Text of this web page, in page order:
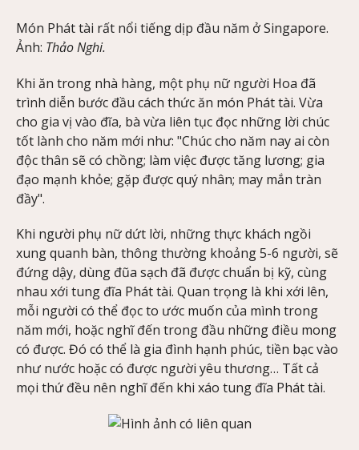
Món Phát tài rất nổi tiếng dịp đầu năm ở Singapore.
Ảnh: Thảo Nghi.
Khi ăn trong nhà hàng, một phụ nữ người Hoa đã
trình diễn bước đầu cách thức ăn món Phát tài. Vừa
cho gia vị vào đĩa, bà vừa liên tục đọc những lời chúc
tốt lành cho năm mới như: "Chúc cho năm nay ai còn
độc thân sẽ có chồng; làm việc được tăng lương; gia
đạo mạnh khỏe; gặp được quý nhân; may mắn tràn
đầy".
Khi người phụ nữ dứt lời, những thực khách ngồi
xung quanh bàn, thông thường khoảng 5-6 người, sẽ
đứng dậy, dùng đũa sạch đã được chuẩn bị kỹ, cùng
nhau xới tung đĩa Phát tài. Quan trọng là khi xới lên,
mỗi người có thể đọc to ước muốn của mình trong
năm mới, hoặc nghĩ đến trong đầu những điều mong
có được. Đó có thể là gia đình hạnh phúc, tiền bạc vào
như nước hoặc có được người yêu thương… Tất cả
mọi thứ đều nên nghĩ đến khi xáo tung đĩa Phát tài.